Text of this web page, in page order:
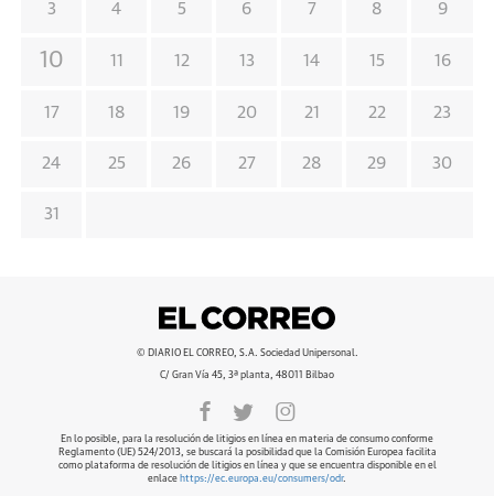
3 4 5 6 7 8 9
10 11 12 13 14 15 16
17 18 19 20 21 22 23
24 25 26 27 28 29 30
31
© DIARIO EL CORREO, S.A. Sociedad Unipersonal.
C/ Gran Vía 45, 3ª planta, 48011 Bilbao
En lo posible, para la resolución de litigios en línea en materia de consumo conforme
Reglamento (UE) 524/2013, se buscará la posibilidad que la Comisión Europea facilita
como plataforma de resolución de litigios en línea y que se encuentra disponible en el
enlace https://ec.europa.eu/consumers/odr.